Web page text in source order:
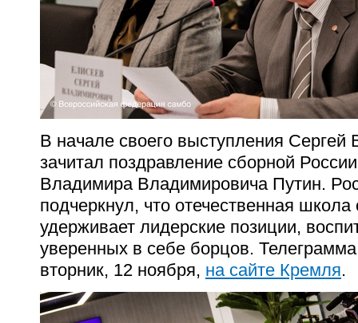
В начале своего выступления Сергей
зачитал поздравление сборной
Владимира Владимировича Путин.
подчеркнул, что отечественная
удерживает лидерские позиции,
уверенных в себе борцов.
вторник, 12 ноября, на сайте Кремля.